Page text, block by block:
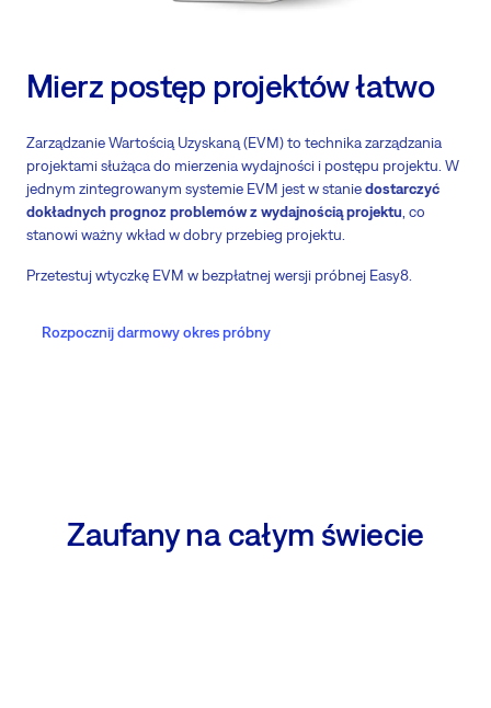
Mierz postęp projektów łatwo
Zarządzanie Wartością Uzyskaną (EVM) to technika zarządzania
projektami służąca do mierzenia wydajności i postępu projektu. W
jednym zintegrowanym systemie EVM jest w staniedostarczyć
dokładnych prognoz problemów z wydajnością projektu , co
stanowi ważny wkład w dobry przebieg projektu.
Przetestuj wtyczkę EVM w bezpłatnej wersji próbnej Easy8.
Rozpocznij darmowy okres próbny
Zaufany na całym świecie